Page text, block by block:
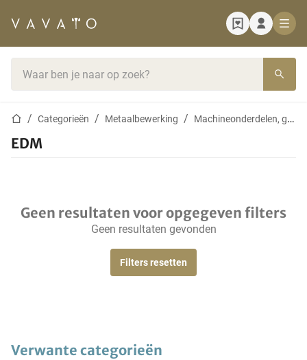
StartpaginaCategorieën Metaalbewerking Machineonderdelen, gereedschappen en accessoires
EDM
Geen resultaten voor opgegeven filters
Geen resultaten gevonden
Filters resetten
Verwante categorieën